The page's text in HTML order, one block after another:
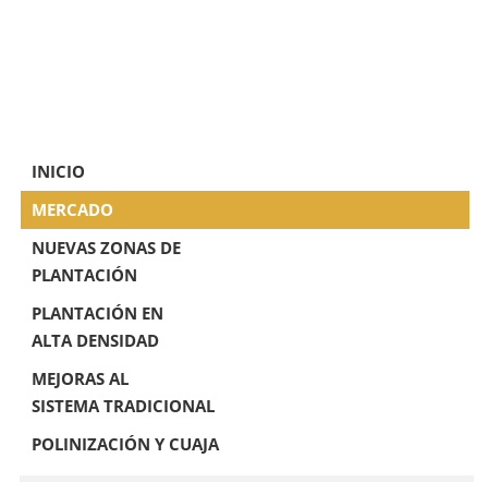
INICIO
MERCADO
NUEVAS ZONAS DE
PLANTACIÓN
PLANTACIÓN EN
ALTA DENSIDAD
MEJORAS AL
SISTEMA TRADICIONAL
POLINIZACIÓN Y CUAJA